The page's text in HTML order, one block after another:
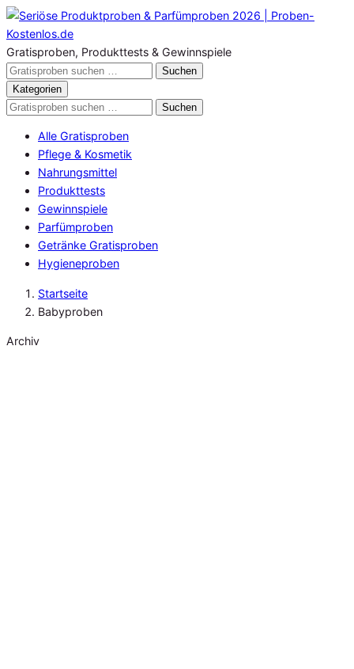
Zum
Inhalt
springen
Gratisproben, Produkttests & Gewinnspiele
Gratisproben
durchsuchen
Suchen
Kategorien
Gratisproben
Suchen
Alle Gratisproben
Pflege & Kosmetik
Nahrungsmittel
Produkttests
Gewinnspiele
Parfümproben
Getränke Gratisproben
Hygieneproben
Startseite
Babyproben
Archiv